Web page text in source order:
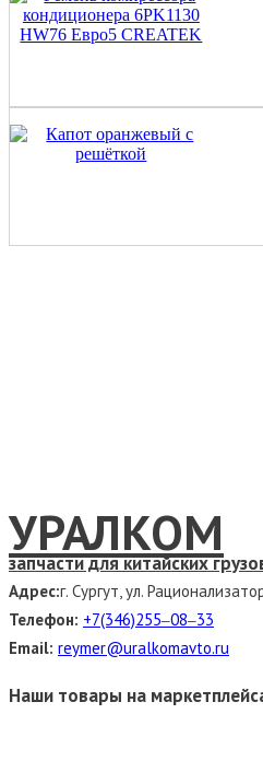
УРАЛКОМ
запчасти для китайских
Адрес:г. Сургут, ул.
Телефон: +7(346)255‒08‒33
Email: reymer@uralkomavto.ru
Наши товары на